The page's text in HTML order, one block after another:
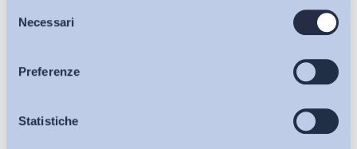
delNecessari
Preferenze
Statistiche
Bollettini ADAPT
Articoli
Osservatori
inalterato il rapporto esistente prima della modifica.
Forse si può parlare di una nuova nozione di equivalenza, che
non ha più il suo parametro definitorio e valutativo
nell’individuazione delle mansioni, ma nella professionalità,
che può cambiare nel tempo, attraverso la formazione.